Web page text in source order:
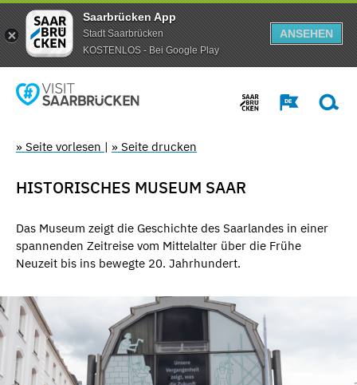
Saarbrücken App
Stadt Saarbrücken
KOSTENLOS - Bei Google Play
ANSEHEN
» Seite vorlesen | » Seite drucken
HISTORISCHES MUSEUM SAAR
Das Museum zeigt die Geschichte des Saarlandes in einer
spannenden Zeitreise vom Mittelalter über die Frühe
Neuzeit bis ins bewegte 20. Jahrhundert.